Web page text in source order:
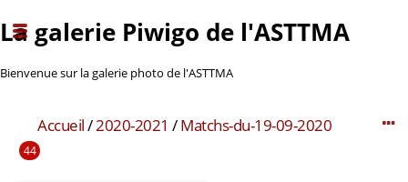
La galerie Piwigo de l'ASTTMA
Bienvenue sur la galerie photo de l'ASTTMA
Accueil/2020-2021 /Matchs-du-19-09-2020
44